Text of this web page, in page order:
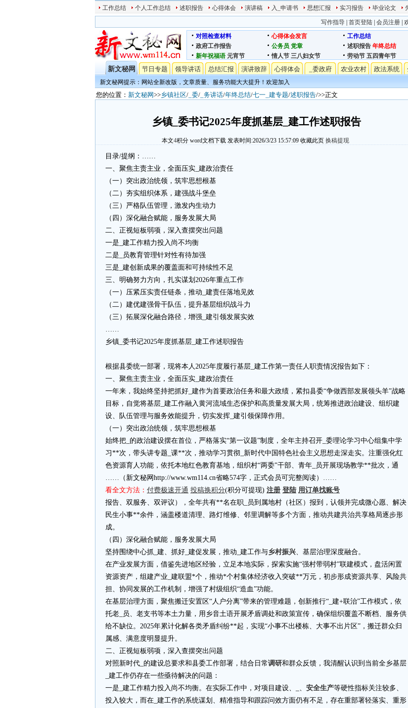
工作总结 个人工作总结 述职报告 心得体会 演讲稿 入_申请书 思想汇报 实习报告 毕业论文
写作指导 首页登陆 会员注册
对照检查材料
心得体会发言 工作总结
政府工作报告
公务员 党章 述职报告 年终总结
新年祝福语 元宵节 情人节 三八妇女节 劳动节 五四青年节
新文秘网 节日专题 领导讲话 总结汇报 演讲致辞 心得体会 _委政府 农业农村 政法系统
新文秘网提示：网站全新改版，文章质量、服务功能大大提升！欢迎加入
您的位置： 新文秘网>>乡镇社区/ _委/ _务讲话/年终总结/七一_建专题/述职报告/>>正文
乡镇_委书记2025年度抓基层_建工作述职报告
本文4积分 word文档下载 发表时间:2026/3/23 15:57:09 收藏此页 换稿提现
目录/提纲：……
一、聚焦主责主业，全面压实_建政治责任
（一）突出政治统领，筑牢思想根基
（二）夯实组织体系，建强战斗堡垒
（三）严格队伍管理，激发内生动力
（四）深化融合赋能，服务发展大局
二、正视短板弱项，深入查摆突出问题
一是_建工作精力投入尚不均衡
二是_员教育管理针对性有待加强
三是_建创新成果的覆盖面和可持续性不足
三、明确努力方向，扎实谋划2026年重点工作
（一）压紧压实责任链条，推动_建责任落地见效
（二）建优建强骨干队伍，提升基层组织战斗力
（三）拓展深化融合路径，增强_建引领发展实效
……
乡镇_委书记2025年度抓基层_建工作述职报告
根据县委统一部署，现将本人2025年度履行基层_建工作第一责任人职责情况报告如下：
一、聚焦主责主业，全面压实_建政治责任
一年来，我始终坚持把抓好_建作为首要政治任务和最大政绩，紧扣县委“争做西部发展领头羊”战略
目标，自觉将基层_建工作融入黄河流域生态保护和高质量发展大局，统筹推进政治建设、组织建
设、队伍管理与服务效能提升，切实发挥_建引领保障作用。
（一）突出政治统领，筑牢思想根基
始终把_的政治建设摆在首位，严格落实“第一议题”制度，全年主持召开_委理论学习中心组集中学
习**次，带头讲专题_课**次，推动学习贯彻_新时代中国特色社会主义思想走深走实。注重强化红
色资源育人功能，依托本地红色教育基地，组织村“两委”干部、青年_员开展现场教学**批次，通
……（新文秘网http://www.wm114.cn省略574字，正式会员可完整阅读）……
看全文方法： 付费极速开通 投稿换积分(积分可提现) 注册 登陆 用订单找账号
报告、双服务、双评议），全年共有**名在职_员到属地村（社区）报到，认领并完成微心愿、解决
民生小事**余件，涵盖楼道清理、路灯维修、邻里调解等多个方面，推动共建共治共享格局逐步形
成。
（四）深化融合赋能，服务发展大局
坚持围绕中心抓_建、抓好_建促发展，推动_建工作与乡村振兴、基层治理深度融合。
在产业发展方面，借鉴先进地区经验，立足本地实际，探索实施“强村带弱村”联建模式，盘活闲置
资源资产，组建产业_建联盟*个，推动*个村集体经济收入突破**万元，初步形成资源共享、风险共
担、协同发展的工作机制，增强了村级组织“造血”功能。
在基层治理方面，聚焦搬迁安置区“人户分离”带来的管理难题，创新推行“_建+联治”工作模式，依
托老_员、老支书等本土力量，用乡音土语开展矛盾调处和政策宣传，确保组织覆盖不断档、服务供
给不缺位。2025年累计化解各类矛盾纠纷**起，实现“小事不出楼栋、大事不出片区”，搬迁群众归
属感、满意度明显提升。
二、正视短板弱项，深入查摆突出问题
对照新时代_的建设总要求和县委工作部署，结合日常调研和群众反馈，我清醒认识到当前全乡基层
_建工作仍存在一些亟待解决的问题：
一是_建工作精力投入尚不均衡。在实际工作中，对项目建设、_、 安全生产等硬性指标关注较多、
投入较大，而在_建工作的系统谋划、精准指导和跟踪问效方面仍有不足，存在重部署轻落实、重形